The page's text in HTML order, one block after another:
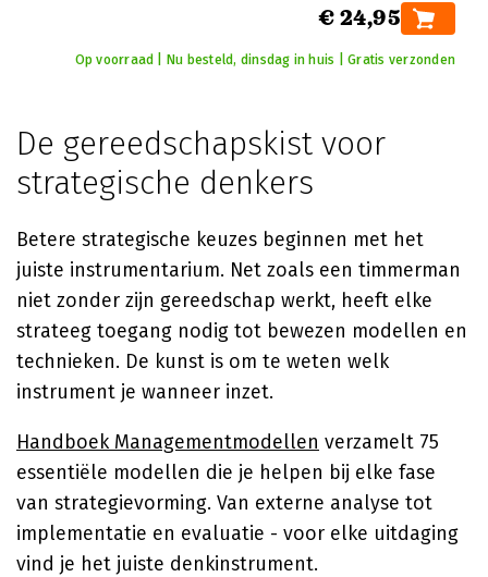
€ 24,95
Op voorraad | Nu besteld, dinsdag in huis | Gratis verzonden
De gereedschapskist voor
strategische denkers
Betere strategische keuzes beginnen met het
juiste instrumentarium. Net zoals een timmerman
niet zonder zijn gereedschap werkt, heeft elke
strateeg toegang nodig tot bewezen modellen en
technieken. De kunst is om te weten welk
instrument je wanneer inzet.
Handboek Managementmodellen verzamelt 75
essentiële modellen die je helpen bij elke fase
van strategievorming. Van externe analyse tot
implementatie en evaluatie - voor elke uitdaging
vind je het juiste denkinstrument.